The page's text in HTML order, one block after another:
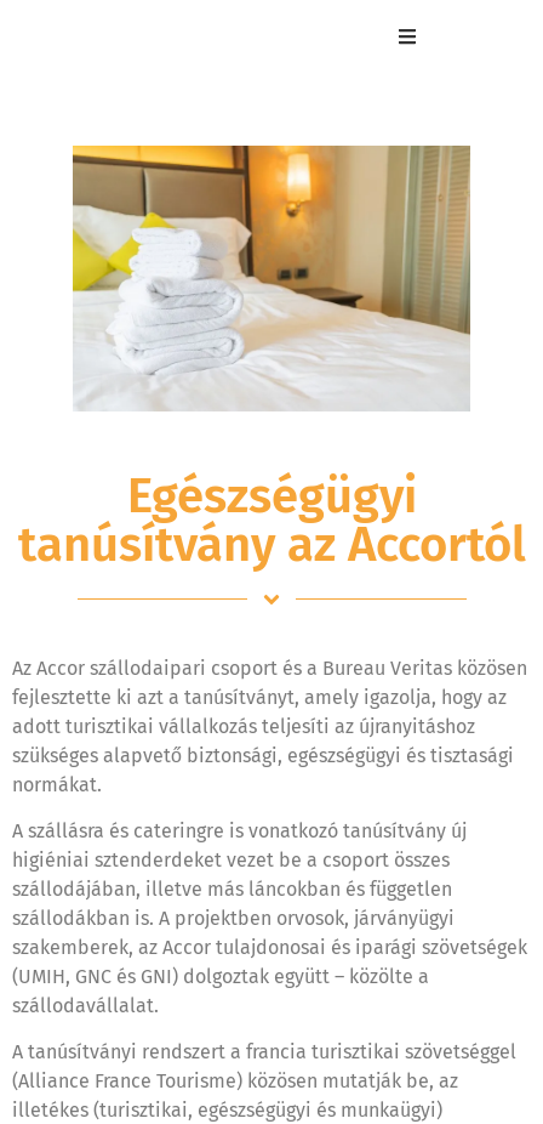
Egészségügyi
tanúsítvány az Accortól
Az Accor szállodaipari csoport és a Bureau Veritas közösen
fejlesztette ki azt a tanúsítványt, amely igazolja, hogy az
adott turisztikai vállalkozás teljesíti az újranyitáshoz
szükséges alapvető biztonsági, egészségügyi és tisztasági
normákat.
A szállásra és cateringre is vonatkozó tanúsítvány új
higiéniai sztenderdeket vezet be a csoport összes
szállodájában, illetve más láncokban és független
szállodákban is. A projektben orvosok, járványügyi
szakemberek, az Accor tulajdonosai és iparági szövetségek
(UMIH, GNC és GNI) dolgoztak együtt – közölte a
szállodavállalat.
A tanúsítványi rendszert a francia turisztikai szövetséggel
(Alliance France Tourisme) közösen mutatják be, az
illetékes (turisztikai, egészségügyi és munkaügyi)